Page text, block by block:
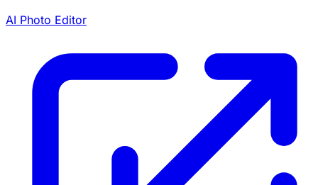
AI Photo Editor